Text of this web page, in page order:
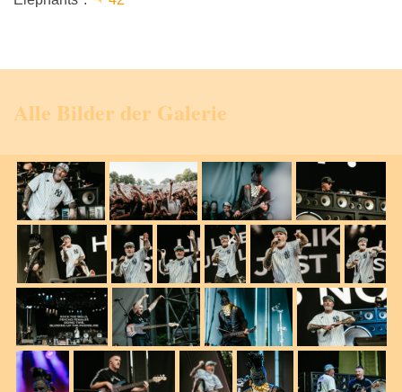
Alle Bilder der Galerie